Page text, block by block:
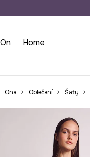
On Home
Ona Oblečení Šaty